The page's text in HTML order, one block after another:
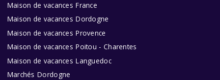
Maison de vacances France
Maison de vacances Dordogne
Maison de vacances Provence
Maison de vacances Poitou - Charentes
Maison de vacances Languedoc
Marchés Dordogne